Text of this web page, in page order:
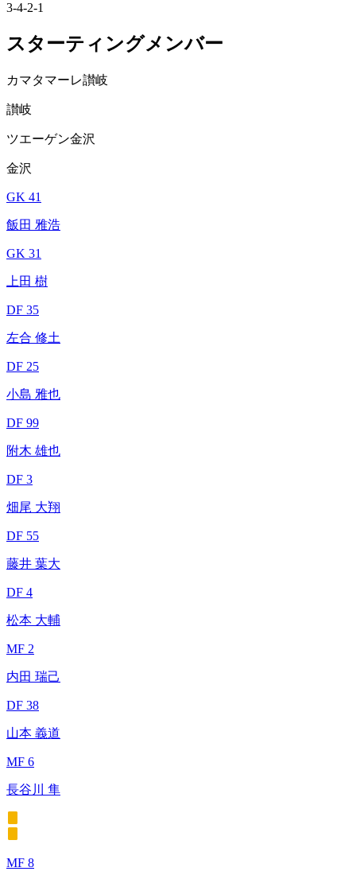
3-4-2-1
スターティングメンバー
カマタマーレ讃岐
讃岐
ツエーゲン金沢
金沢
GK 41
飯田 雅浩
GK 31
上田 樹
DF 35
左合 修土
DF 25
小島 雅也
DF 99
附木 雄也
DF 3
畑尾 大翔
DF 55
藤井 葉大
DF 4
松本 大輔
MF 2
内田 瑞己
DF 38
山本 義道
MF 6
長谷川 隼
MF 8